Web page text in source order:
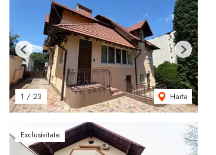
1 / 23 Harta
Previous Next
Exclusivitate